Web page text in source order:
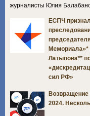
журналисты Юлия
ЕСПЧ
Мемориала»*
Латыпова**
сил РФ»
2024.